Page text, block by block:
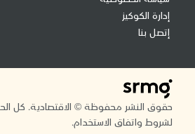
إدارة الكوكيز
إتصل بنا
حقوق النشر محفوظة © الاقتصادية. كل
لشروط واتفاق الاستخدام.